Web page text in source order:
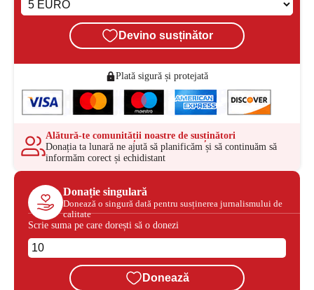
Devino susținător
Plată sigură și protejată
Alătură-te comunității noastre de susținători
Donația ta lunară ne ajută să planificăm și să continuăm să
informăm corect și echidistant
Donație singulară
Donează o singură dată pentru susținerea jurnalismului de
calitate
Scrie suma pe care dorești să o donezi
Donează